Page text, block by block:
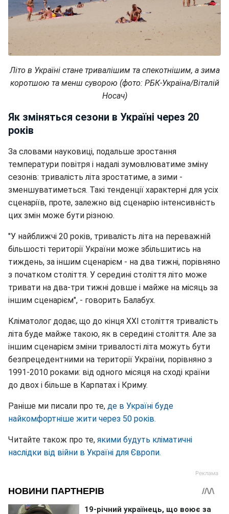
Літо в Україні стане тривалішим та спекотнішим, а зима
коротшою та менш суворою (фото: РБК-Україна/Віталій
Носач)
Як зміняться сезони в Україні через 20
років
За словами науковиці, подальше зростання
температури повітря і надалі зумовлюватиме зміну
сезонів: тривалість літа зростатиме, а зими -
зменшуватиметься. Такі тенденції характерні для усіх
сценаріїв, проте, залежно від сценарію інтенсивність
цих змін може бути різною.
"У найближчі 20 років, тривалість літа на переважній
більшості території України може збільшитись на
тиждень, за іншим сценарієм - на два тижні, порівняно
з початком століття. У середині століття літо може
тривати на два-три тижні довше і майже на місяць за
іншим сценарієм", - говорить Балабух.
Кліматолог додає, що до кінця ХХІ століття тривалість
літа буде майже такою, як в середині століття. Але за
іншим сценарієм зміни тривалості літа можуть бути
безпрецедентними на території України, порівняно з
1991-2010 роками: від одного місяця на сході країни
до двох і більше в Карпатах і Криму.
Раніше ми писали про те, де в Україні буде
найкомфортніше жити через 50 років.
Читайте також про те, якими будуть кліматичні
наслідки від війни в Україні для Європи.